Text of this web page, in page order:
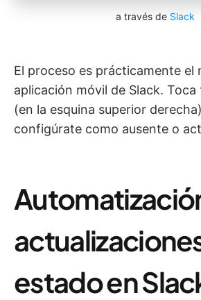
a través de Slack
El proceso es prácticamente el
aplicación móvil de Slack.
(en la esquina superior
configúrate como ausente o
estado en